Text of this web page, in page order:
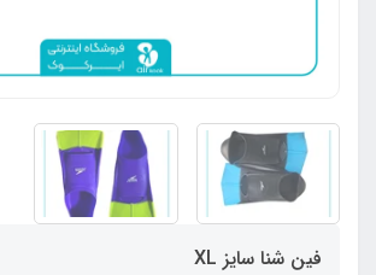
فین شنا سایز XL